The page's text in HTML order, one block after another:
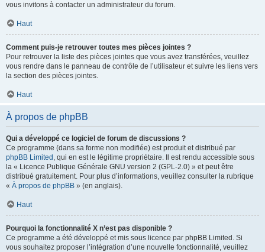
vous invitons à contacter un administrateur du forum.
Haut
Comment puis-je retrouver toutes mes pièces jointes ?
Pour retrouver la liste des pièces jointes que vous avez transférées, veuillez
vous rendre dans le panneau de contrôle de l’utilisateur et suivre les liens vers
la section des pièces jointes.
Haut
À propos de phpBB
Qui a développé ce logiciel de forum de discussions ?
Ce programme (dans sa forme non modifiée) est produit et distribué par
phpBB Limited , qui en est le légitime propriétaire. Il est rendu accessible sous
la « Licence Publique Générale GNU version 2 (GPL-2.0) » et peut être
distribué gratuitement. Pour plus d’informations, veuillez consulter la rubrique
« À propos de phpBB » (en anglais).
Haut
Pourquoi la fonctionnalité X n’est pas disponible ?
Ce programme a été développé et mis sous licence par phpBB Limited. Si
vous souhaitez proposer l’intégration d’une nouvelle fonctionnalité, veuillez